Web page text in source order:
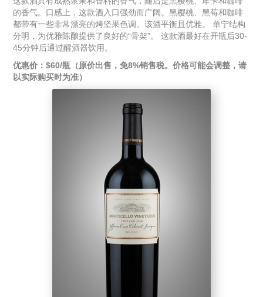
的香气。口感上，这款酒入口强劲而广阔。黑樱桃、黑莓和咖啡
都带有一些非常漂亮的烤坚果色调。该酒平衡且优雅。 单宁结构
分明，为优雅陈酿提供了良好的“骨架”。 这款酒最好在开瓶后30-
45分钟后通过醒酒器饮用。
优惠价：$60/瓶（原价出售，免8%销售税。价格可能会调整，请
以实际购买时为准）